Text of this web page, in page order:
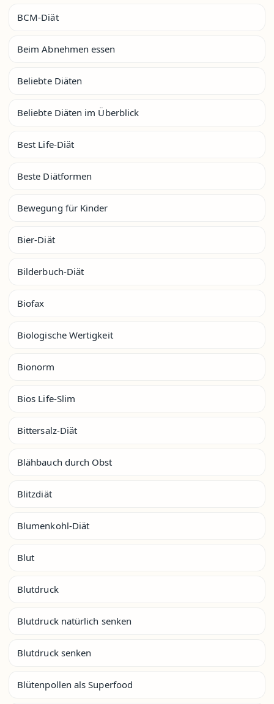
BCM-Diät
Beim Abnehmen essen
Beliebte Diäten
Beliebte Diäten im Überblick
Best Life-Diät
Beste Diätformen
Bewegung für Kinder
Bier-Diät
Bilderbuch-Diät
Biofax
Biologische Wertigkeit
Bionorm
Bios Life-Slim
Bittersalz-Diät
Blähbauch durch Obst
Blitzdiät
Blumenkohl-Diät
Blut
Blutdruck
Blutdruck natürlich senken
Blutdruck senken
Blütenpollen als Superfood